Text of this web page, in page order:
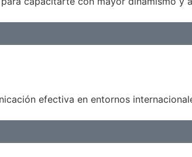
efectiva en entornos